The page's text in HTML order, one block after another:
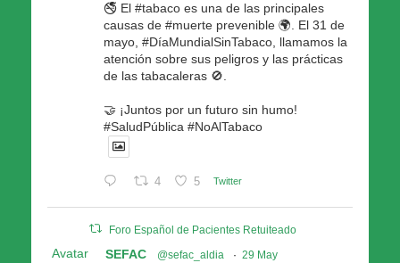
🚭 El #tabaco es una de las principales
causas de #muerte prevenible 🌍. El 31 de
mayo, #DíaMundialSinTabaco, llamamos la
atención sobre sus peligros y las prácticas
de las tabacaleras 🚫.
🤝 ¡Juntos por un futuro sin humo!
#SaludPública #NoAlTabaco
4 5 Twitter
Foro Español de Pacientes Retuiteado
Avatar SEFAC @sefac_aldia · 29 May